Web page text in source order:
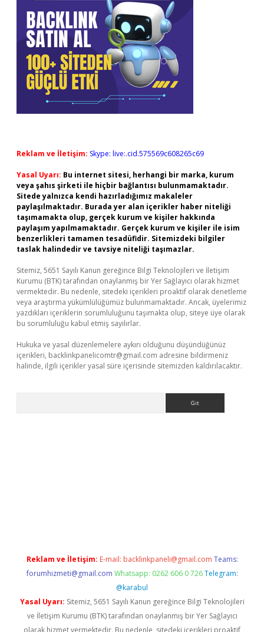
Reklam ve İletişim: Skype: live:.cid.575569c608265c69
Yasal Uyarı: Bu internet sitesi, herhangi bir marka, kurum
veya şahıs şirketi ile hiçbir bağlantısı bulunmamaktadır.
Sitede yalnızca kendi hazırladığımız makaleler
paylaşılmaktadır. Burada yer alan içerikler haber niteliği
taşımamakta olup, gerçek kurum ve kişiler hakkında
paylaşım yapılmamaktadır. Gerçek kurum ve kişiler ile isim
benzerlikleri tamamen tesadüfidir. Sitemizdeki bilgiler
taslak halindedir ve tavsiye niteliği taşımazlar.
Sitemiz, 5651 Sayılı Kanun gereğince Bilgi Teknolojileri ve İletişim
Kurumu (BTK) tarafından onaylanmış bir Yer Sağlayıcı olarak hizmet
vermektedir. Bu nedenle, sitedeki içerikleri proaktif olarak denetleme
veya araştırma yükümlülüğümüz bulunmamaktadır. Ancak, üyelerimiz
yazdıkları içeriklerin sorumluluğunu taşımakta olup, siteye üye olarak
bu sorumluluğu kabul etmiş sayılırlar.
Hukuka ve yasal düzenlemelere aykırı olduğunu düşündüğünüz
içerikleri, backlinkpanelicomtr@gmail.com adresine bildirmeniz
halinde, ilgili içerikler yasal süre içerisinde sitemizden kaldırılacaktır.
Reklam ve İletişim: E-mail: backlinkpaneli@gmail.com Teams:
forumhizmeti@gmail.com Whatsapp: 0262 606 0 726 Telegram:
@karabul
Yasal Uyarı: Sitemiz, 5651 Sayılı Kanun gereğince Bilgi Teknolojileri
ve İletişim Kurumu (BTK) tarafından onaylanmış bir Yer Sağlayıcı
olarak hizmet vermektedir. Bu nedenle, sitedeki içerikleri proaktif